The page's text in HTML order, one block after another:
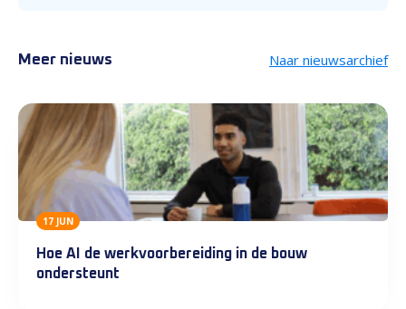
Meer nieuws Naar nieuwsarchief
17 JUN
Hoe AI de werkvoorbereiding in de bouw
ondersteunt